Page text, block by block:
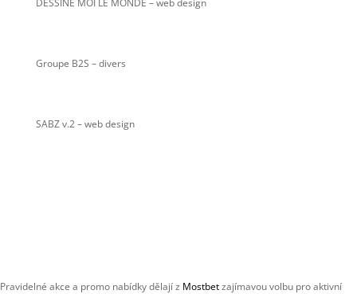
DESSINE MOI LE MONDE – web design
Groupe B2S – divers
SABZ v.2– web design
Pravidelné akce a promo nabídky dělají z Mostbetzajímavou volbu pro aktivní